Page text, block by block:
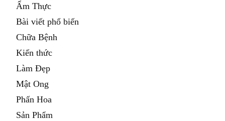
Ẩm Thực
Bài viết phổ biến
Chữa Bệnh
Kiến thức
Làm Đẹp
Mật Ong
Phấn Hoa
Sản Phẩm